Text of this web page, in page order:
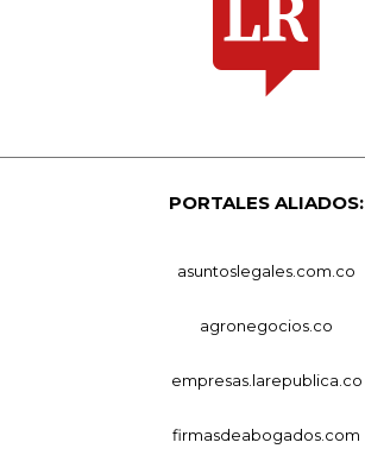
PORTALES ALIADOS:
asuntoslegales.com.co
agronegocios.co
empresas.larepublica.co
firmasdeabogados.com